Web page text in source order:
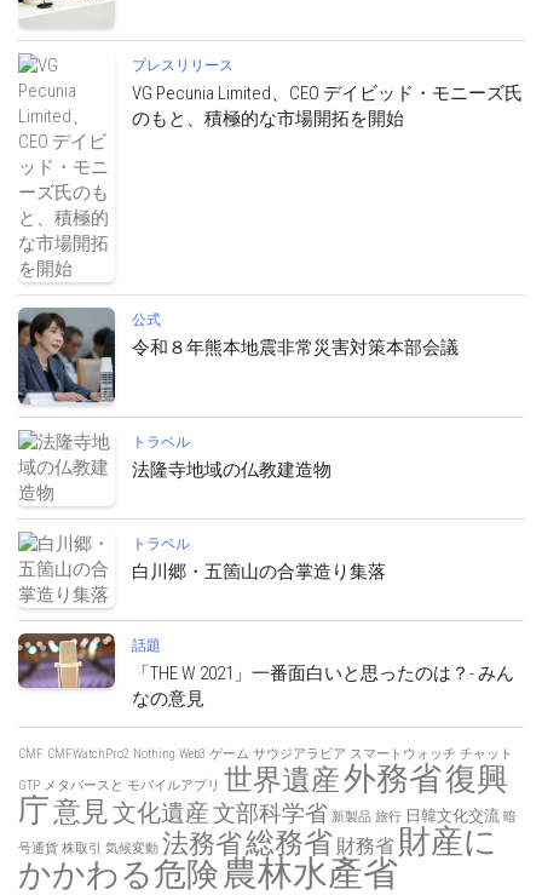
プレスリリース
VG Pecunia Limited、CEO デイビッド・モニーズ氏
のもと、積極的な市場開拓を開始
公式
令和８年熊本地震非常災害対策本部会議
トラベル
法隆寺地域の仏教建造物
トラベル
白川郷・五箇山の合掌造り集落
話題
「THE W 2021」一番面白いと思ったのは？- みん
なの意見
CMF CMFWatchPro2 Nothing Web3 ゲーム サウジアラビア スマートウォッチ チャット
GTP メタバースと モバイルアプリ 世界遺産外務省復興
庁意見文化遺産文部科学省 新製品 旅行 日韓文化交流 暗
号通貨 株取引 気候変動 法務省総務省 財務省 財産に
かかわる危険農林水產省